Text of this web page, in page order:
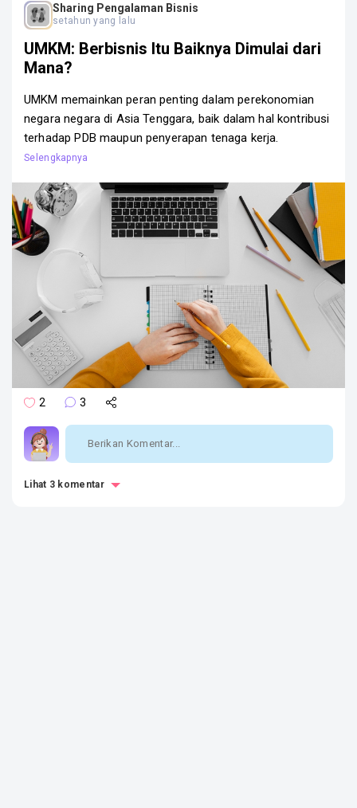
Sharing Pengalaman Bisnis
setahun yang lalu
UMKM: Berbisnis Itu Baiknya Dimulai dari
Mana?
UMKM memainkan peran penting dalam perekonomian
negara negara di Asia Tenggara, baik dalam hal kontribusi
terhadap PDB maupun penyerapan tenaga kerja.
2 3
Lihat 3 komentar